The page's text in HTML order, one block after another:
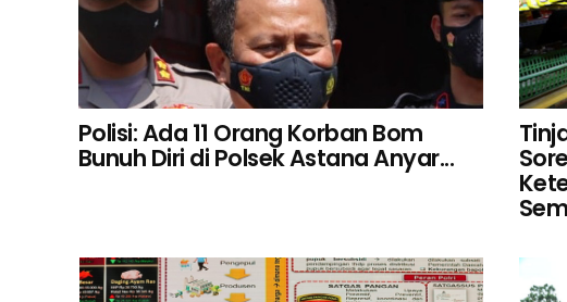
Polisi: Ada 11 Orang Korban Bom
Bunuh Diri di Polsek Astana Anyar...